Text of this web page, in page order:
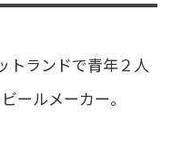
トランドで青年２人
ールメーカー。